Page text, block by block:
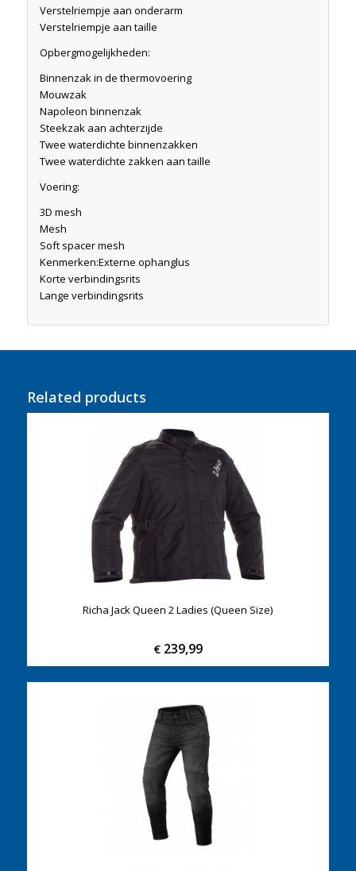
Verstelriempje aan onderarm
Verstelriempje aan taille
Opbergmogelijkheden:
Binnenzak in de thermovoering
Mouwzak
Napoleon binnenzak
Steekzak aan achterzijde
Twee waterdichte binnenzakken
Twee waterdichte zakken aan taille
Voering:
3D mesh
Mesh
Soft spacer mesh
Kenmerken:Externe ophanglus
Korte verbindingsrits
Lange verbindingsrits
Related products
Richa Jack Queen 2 Ladies (Queen Size)
€239,99